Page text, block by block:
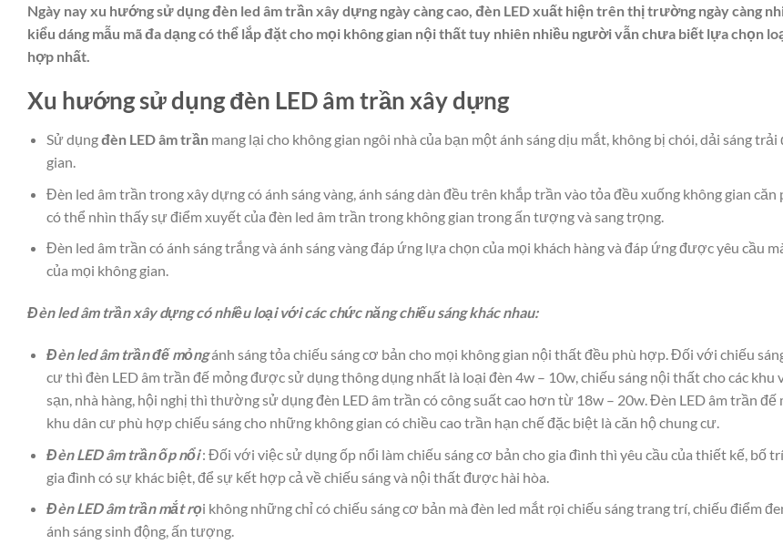
Ngày nay xu hướng sử dụng đèn led âm trần xây dựng ngày càng cao, đèn LED xuất hiện trên thị trường ngày càng
kiểu dáng mẫu mã đa dạng có thể lắp đặt cho mọi không gian nội thất tuy nhiên nhiều người vẫn chưa biết lựa chọn
hợp nhất.
Xu hướng sử dụng đèn LED âm trần xây dựng
Sử dụngđèn LED âm trầnmang lại cho không gian ngôi nhà của bạn một ánh sáng dịu mắt, không bị chói, dải sáng
gian.
Đèn led âm trần trong xây dựng có ánh sáng vàng, ánh sáng dàn đều trên khắp trần vào tỏa đều xuống không gian căn
có thể nhìn thấy sự điểm xuyết của đèn led âm trần trong không gian trong ấn tượng và sang trọng.
Đèn led âm trần có ánh sáng trắng và ánh sáng vàng đáp ứng lựa chọn của mọi khách hàng và đáp ứng được yêu cầu
của mọi không gian.
Đèn led âm trần xây dựng có nhiều loại với các chức năng chiếu sáng khác nhau:
Đèn led âm trần đế mỏngánh sáng tỏa chiếu sáng cơ bản cho mọi không gian nội thất đều phù hợp. Đối với chiếu
cư thì đèn LED âm trần đế mỏng được sử dụng thông dụng nhất là loại đèn 4w – 10w, chiếu sáng nội thất cho các khu
sạn, nhà hàng, hội nghị thì thường sử dụng đèn LED âm trần có công suất cao hơn từ 18w – 20w. Đèn LED âm trần đế
khu dân cư phù hợp chiếu sáng cho những không gian có chiều cao trần hạn chế đặc biệt là căn hộ chung cư.
Đèn LED âm trần ốp nổi: Đối với việc sử dụng ốp nổi làm chiếu sáng cơ bản cho gia đình thì yêu cầu của thiết kế, bố
gia đình có sự khác biệt, để sự kết hợp cả về chiếu sáng và nội thất được hài hòa.
Đèn LED âm trần mắt rọi không những chỉ có chiếu sáng cơ bản mà đèn led mắt rọi chiếu sáng trang trí, chiếu điểm
ánh sáng sinh động, ấn tượng.